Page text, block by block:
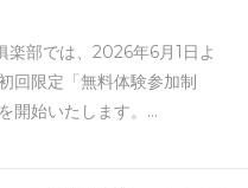
楽部では、2026年6月1日よ
回限定「無料体験参加制
開始いたします。…